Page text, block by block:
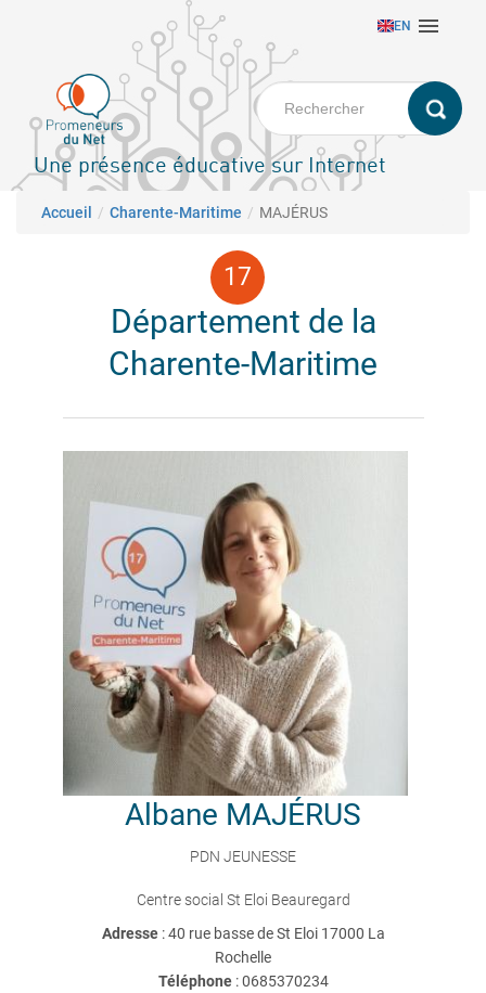
principal
EN 
Une présence éducative sur Internet
Fil d'Ariane
Accueil Charente-Maritime MAJÉRUS
Département de la
Charente-Maritime
Albane MAJÉRUS
PDN JEUNESSE
Centre social St Eloi Beauregard
Adresse : 40 rue basse de St Eloi 17000 La
Rochelle
Téléphone:0685370234